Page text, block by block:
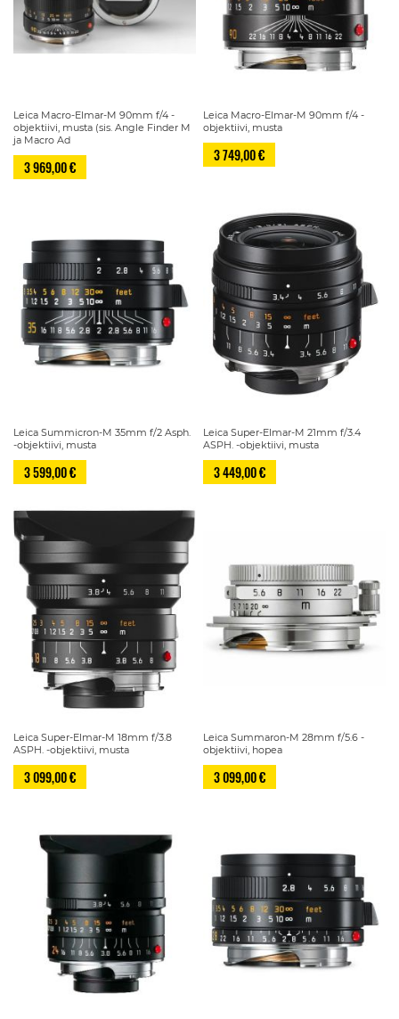
Leica Macro-Elmar-M 90mm f/4 -
objektiivi, musta (sis. Angle Finder M
ja Macro Ad
3 969,00 €
Leica Macro-Elmar-M 90mm f/4 -
objektiivi, musta
3 749,00 €
Leica Summicron-M 35mm f/2 Asph.
-objektiivi, musta
3 599,00 €
Leica Super-Elmar-M 21mm f/3.4
ASPH. -objektiivi, musta
3 449,00 €
Leica Super-Elmar-M 18mm f/3.8
ASPH. -objektiivi, musta
3 099,00 €
Leica Summaron-M 28mm f/5.6 -
objektiivi, hopea
3 099,00 €